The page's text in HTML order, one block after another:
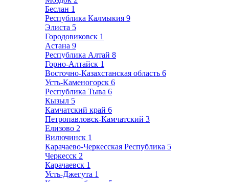
Беслан 1
Республика Калмыкия 9
Элиста 5
Городовиковск 1
Астана 9
Республика Алтай 8
Горно-Алтайск 1
Восточно-Казахстанская область 6
Усть-Каменогорск 6
Республика Тыва 6
Кызыл 5
Камчатский край 6
Петропавловск-Камчатский 3
Елизово 2
Вилючинск 1
Карачаево-Черкесская Республика 5
Черкесск 2
Карачаевск 1
Усть-Джегута 1